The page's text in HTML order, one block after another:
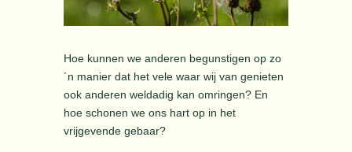
Hoe kunnen we anderen begunstigen op zo
´n manier dat het vele waar wij van genieten
ook anderen weldadig kan omringen? En
hoe schonen we ons hart op in het
vrijgevende gebaar?